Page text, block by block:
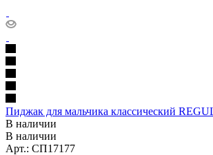
Пиджак для мальчика классический
В наличии
В наличии
Арт.: СП17177